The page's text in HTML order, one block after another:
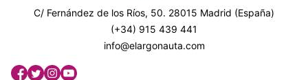
C/ Fernández de los Ríos, 50. 28015 Madrid (España)
(+34) 915 439 441
info@elargonauta.com